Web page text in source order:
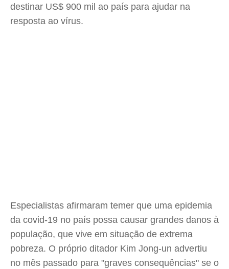
destinar US$ 900 mil ao país para ajudar na
resposta ao vírus.
Especialistas afirmaram temer que uma epidemia
da covid-19 no país possa causar grandes danos à
população, que vive em situação de extrema
pobreza. O próprio ditador Kim Jong-un advertiu
no mês passado para "graves consequências" se o